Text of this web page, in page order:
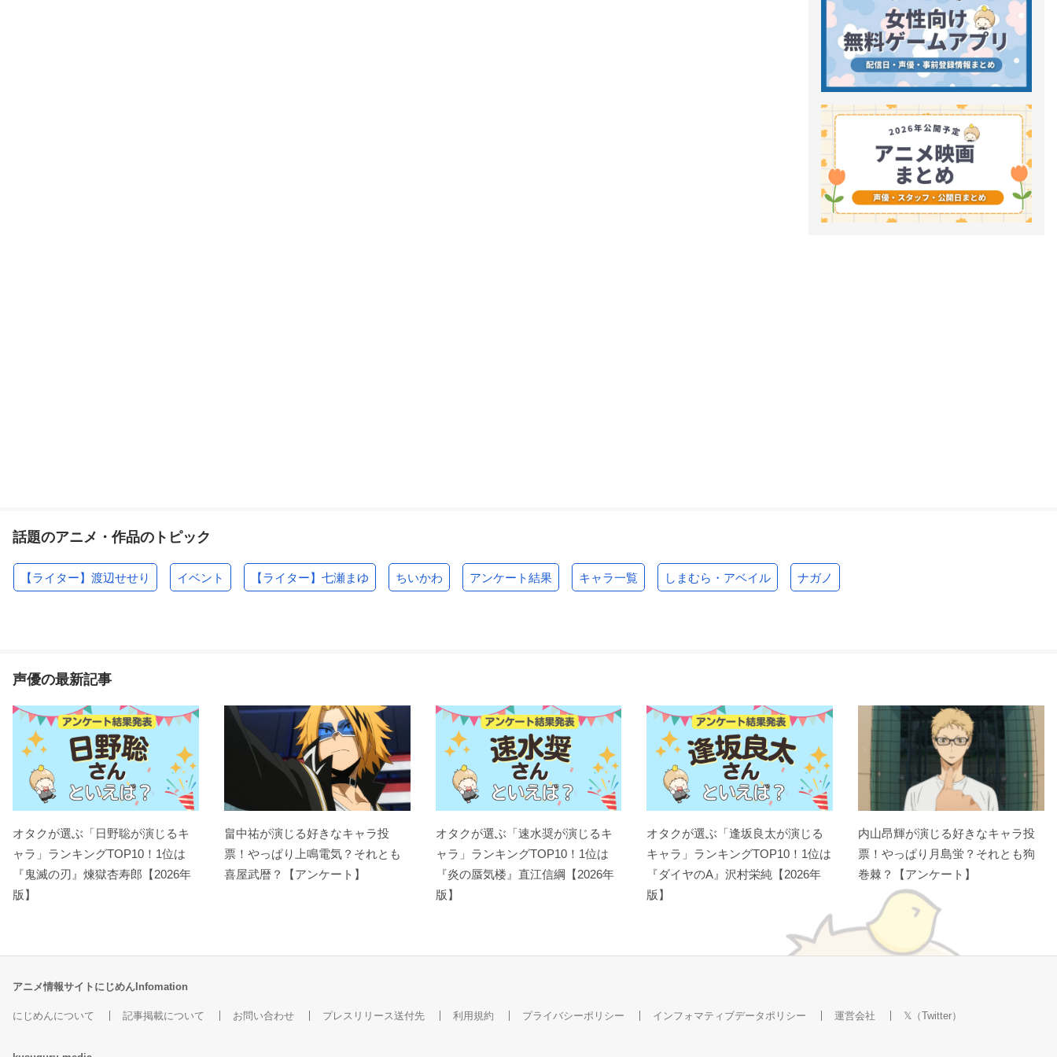
話題のアニメ・作品のトピック
【ライター】渡辺せせり イベント 【ライター】七瀬まゆ ちいかわ アンケート結果 キャラ一覧 しまむら・アベイル ナガノ
声優の最新記事
オタクが選ぶ「日野聡が演じるキ
ャラ」ランキングTOP10！1位は
『鬼滅の刃』煉󠄁獄杏寿郎【2026年
版】
畠中祐が演じる好きなキャラ投
票！やっぱり上鳴電気？それとも
喜屋武暦？【アンケート】
オタクが選ぶ「速水奨が演じるキ
ャラ」ランキングTOP10！1位は
『炎の蜃気楼』直江信綱【2026年
版】
オタクが選ぶ「逢坂良太が演じる
キャラ」ランキングTOP10！1位は
『ダイヤのA』沢村栄純【2026年
版】
内山昂輝が演じる好きなキャラ投
票！やっぱり月島蛍？それとも狗
巻棘？【アンケート】
アニメ情報サイトにじめんInfomation
にじめんについて 記事掲載について お問い合わせ プレスリリース送付先 利用規約 プライバシーポリシー インフォマティブデータポリシー 運営会社 𝕏（Twitter）